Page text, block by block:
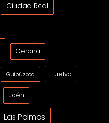
Ciudad Real
Gerona
Guipúzcoa Huelva
Jaén
Las Palmas